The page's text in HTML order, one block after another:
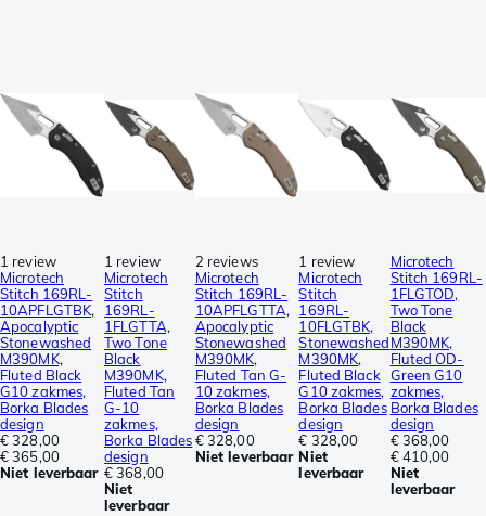
1 review
Microtech
Stitch 169RL-
10APFLGTBK,
Apocalyptic
Stonewashed
M390MK,
Fluted Black
G10 zakmes,
Borka Blades
design
€ 328,00
€ 365,00
Niet leverbaar
1 review
Microtech
Stitch
169RL-
1FLGTTA,
Two Tone
Black
M390MK,
Fluted Tan
G-10
zakmes,
Borka Blades
design
€ 368,00
Niet
leverbaar
2 reviews
Microtech
Stitch 169RL-
10APFLGTTA,
Apocalyptic
Stonewashed
M390MK,
Fluted Tan G-
10 zakmes,
Borka Blades
design
€ 328,00
Niet leverbaar
1 review
Microtech
Stitch
169RL-
10FLGTBK,
Stonewashed
M390MK,
Fluted Black
G10 zakmes,
Borka Blades
design
€ 328,00
Niet
leverbaar
Microtech
Stitch 169RL-
1FLGTOD,
Two Tone
Black
M390MK,
Fluted OD-
Green G10
zakmes,
Borka Blades
design
€ 368,00
€ 410,00
Niet
leverbaar